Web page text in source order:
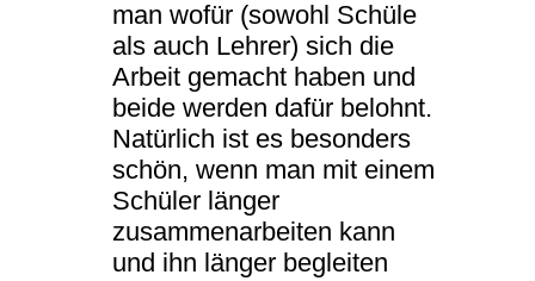
man wofür (sowohl Schüle
als auch Lehrer) sich die
Arbeit gemacht haben und
beide werden dafür belohnt.
Natürlich ist es besonders
schön, wenn man mit einem
Schüler länger
zusammenarbeiten kann
und ihn länger begleiten